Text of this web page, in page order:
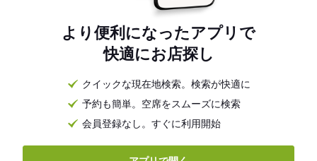
より便利になったアプリで
快適にお店探し
クイックな現在地検索。検索が快適に
予約も簡単。空席をスムーズに検索
会員登録なし。すぐに利用開始